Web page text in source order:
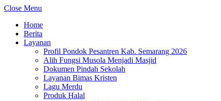
Close Menu
Home
Berita
Layanan
Profil Pondok Pesantren Kab. Semarang 2026
Alih Fungsi Musola Menjadi Masjid
Dokumen Pindah Sekolah
Layanan Bimas Kristen
Lagu Merdu
Produk Halal